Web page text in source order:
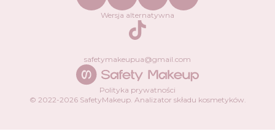
Polityka prywatności
© 2022-2026SafetyMakeup. Analizator składu kosmetyków
Wersja alternatywna
TikTok
safetymakeupua@gmail.com